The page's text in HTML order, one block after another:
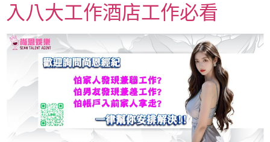
入八大工作酒店工作必看